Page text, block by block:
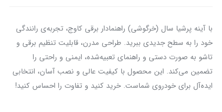
با آینه پرشیا سال (خرگوشی) راهنمادار برقی کاوج، تجربه‌ی رانندگی
خود را به سطح جدیدی ببرید. طراحی مدرن، قابلیت تنظیم برقی و
تاشو به صورت دستی و راهنمای تعبیه‌شده، ایمنی و راحتی را
تضمین می‌کند. این محصول با کیفیت عالی و نصب آسان، انتخابی
ایده‌آل برای خودروی شماست. خرید کنید و تفاوت را احساس کنید!